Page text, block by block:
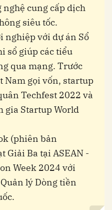
cung cấp dịch
siêu tốc.
nghiệp với dự án Sổ
sổ giúp các tiểu
qua mạng. Trước
Nam gọi vốn, startup
Techfest 2022 và
gia Startup World
(phiên bản
Giải Ba tại ASEAN -
Week 2024 với
lý Dòng tiền